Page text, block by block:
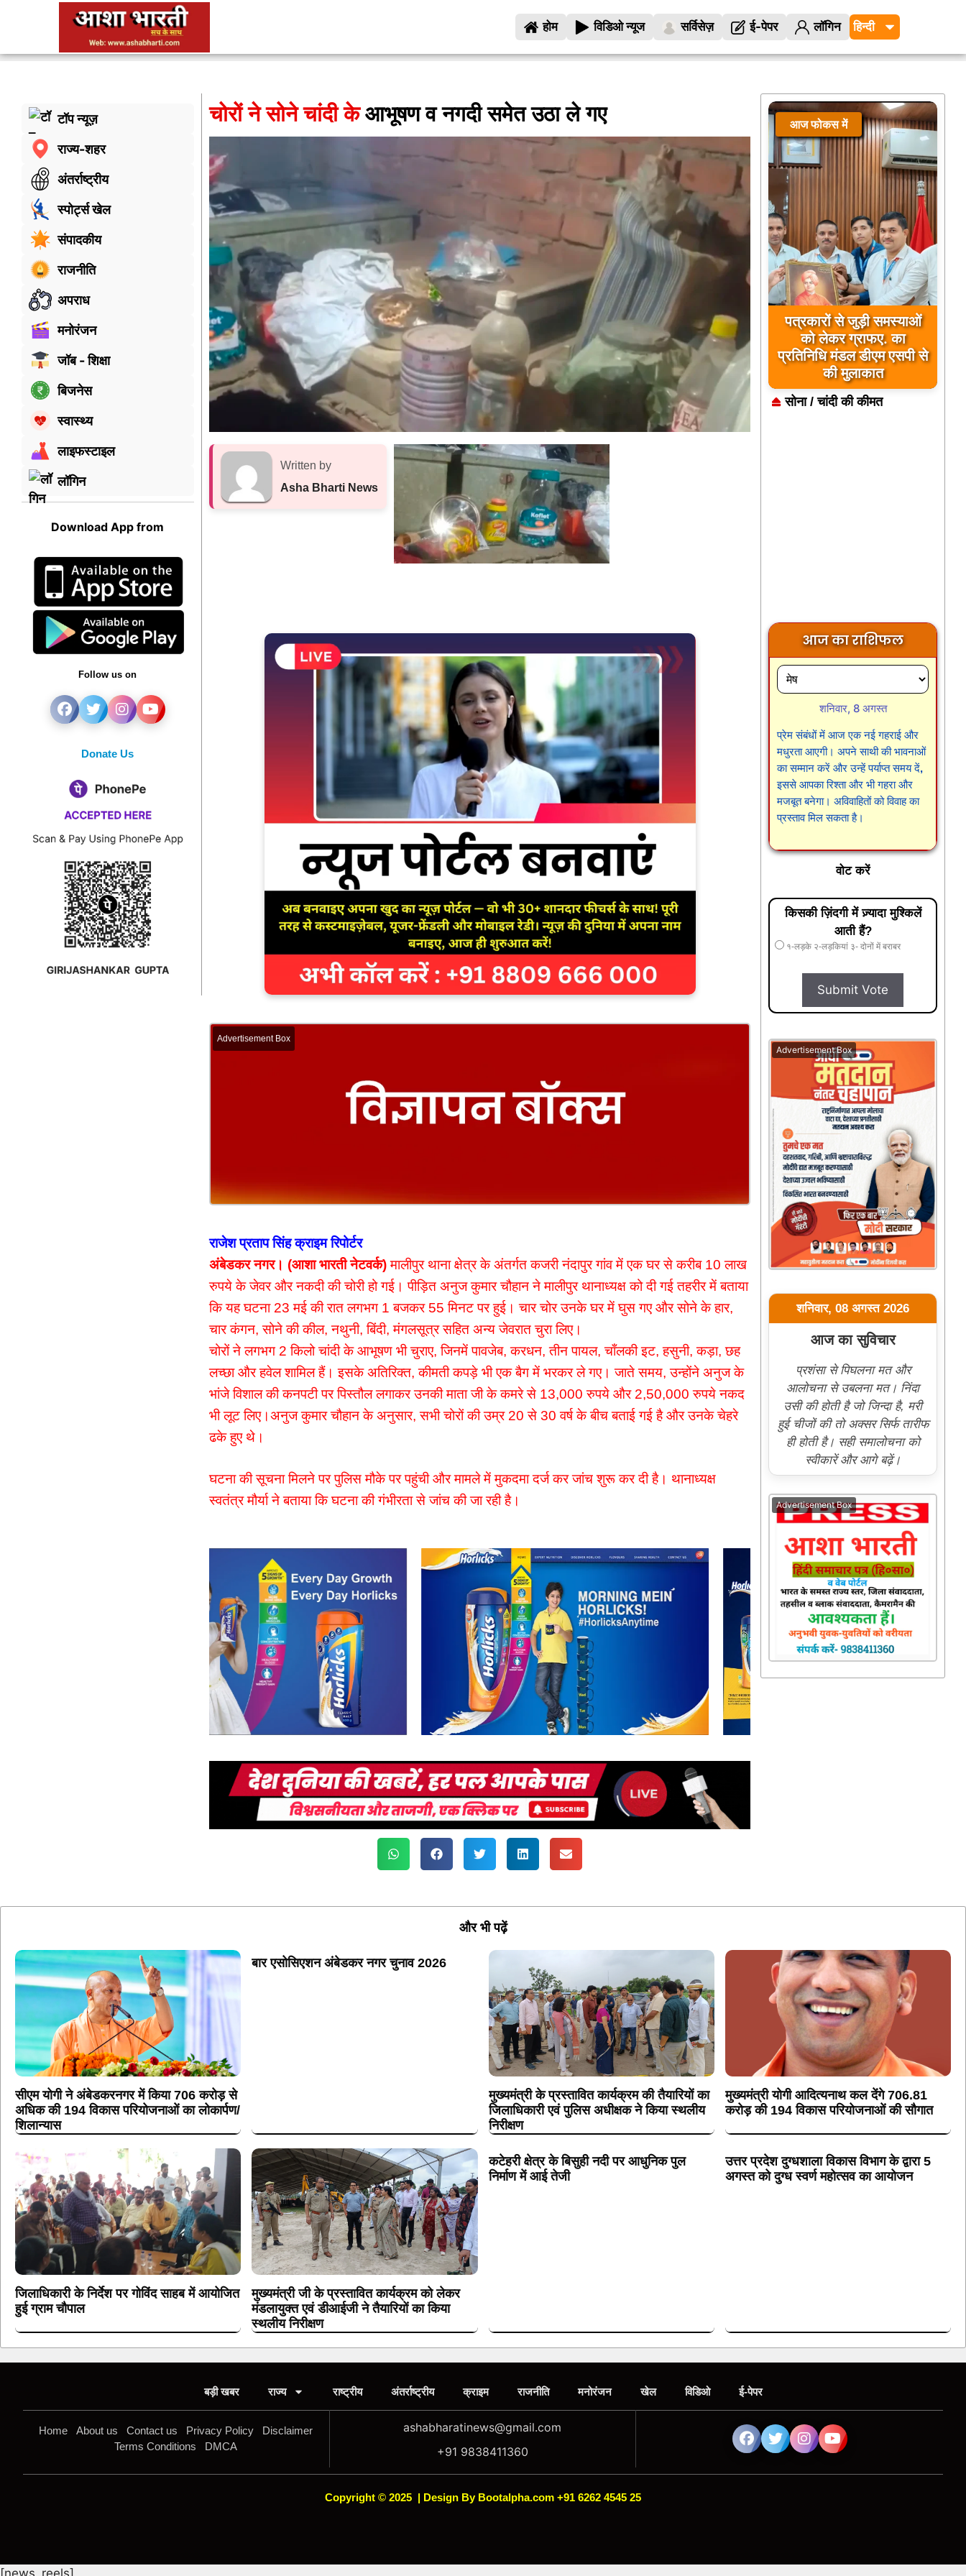
होम विडिओ न्यूज सर्विसेज़ ई-पेपर लॉगिन
टॉप न्यूज़
राज्य-शहर
अंतर्राष्ट्रीय
स्पोर्ट्स खेल
संपादकीय
राजनीति
अपराध
मनोरंजन
जॉब - शिक्षा
बिजनेस
स्वास्थ्य
लाइफस्टाइल
लॉगिन
Download App from
Follow us on
Donate Us
चोरों ने सोने चांदी केआभूषण व नगदी समेत उठा ले गए
Written by
Asha Bharti News
Advertisement Box
राजेश प्रताप सिंह क्राइम रिपोर्टर
अंबेडकर नगर। (आशा भारती नेटवर्क)मालीपुर थाना क्षेत्र के अंतर्गत कजरी नंदापुर गांव में एक घर से करीब 10 लाख
रुपये के जेवर और नकदी की चोरी हो गई। पीड़ित अनुज कुमार चौहान ने मालीपुर थानाध्यक्ष को दी गई तहरीर में बताया
कि यह घटना 23 मई की रात लगभग 1 बजकर 55 मिनट पर हुई। चार चोर उनके घर में घुस गए और सोने के हार,
चार कंगन, सोने की कील, नथुनी, बिंदी, मंगलसूत्र सहित अन्य जेवरात चुरा लिए।
चोरों ने लगभग 2 किलो चांदी के आभूषण भी चुराए, जिनमें पावजेब, करधन, तीन पायल, चाँलकी इट, हसुनी, कड़ा, छह
लच्छा और हवेल शामिल हैं। इसके अतिरिक्त, कीमती कपड़े भी एक बैग में भरकर ले गए। जाते समय, उन्होंने अनुज के
भांजे विशाल की कनपटी पर पिस्तौल लगाकर उनकी माता जी के कमरे से 13,000 रुपये और 2,50,000 रुपये नकद
भी लूट लिए।अनुज कुमार चौहान के अनुसार, सभी चोरों की उम्र 20 से 30 वर्ष के बीच बताई गई है और उनके चेहरे
ढके हुए थे।
घटना की सूचना मिलने पर पुलिस मौके पर पहुंची और मामले में मुकदमा दर्ज कर जांच शुरू कर दी है। थानाध्यक्ष
स्वतंत्र मौर्या ने बताया कि घटना की गंभीरता से जांच की जा रही है।
आज फोकस में
पत्रकारों से जुड़ी समस्याओं
को लेकर ग्राफए. का
प्रतिनिधि मंडल डीएम एसपी से
की मुलाकात
सोना / चांदी की कीमत
आज का राशिफल
शनिवार, 8 अगस्त
प्रेम संबंधों में आज एक नई गहराई और
मधुरता आएगी। अपने साथी की भावनाओं
का सम्मान करें और उन्हें पर्याप्त समय दें,
इससे आपका रिश्ता और भी गहरा और
मजबूत बनेगा। अविवाहितों को विवाह का
प्रस्ताव मिल सकता है।
वोट करें
किसकी ज़िंदगी में ज़्यादा मुश्किलें
आती हैं?
१-लड़के २-लड़कियां ३- दोनों में बराबर
Submit Vote
Advertisement Box
शनिवार, 08 अगस्त 2026
आज का सुविचार
प्रशंसा से पिघलना मत और
आलोचना से उबलना मत। निंदा
उसी की होती है जो जिन्दा है, मरी
हुई चीजों की तो अक्सर सिर्फ तारीफ
ही होती है। सही समालोचना को
स्वीकारें और आगे बढ़ें।
Advertisement Box
और भी पढ़ें
सीएम योगी ने अंबेडकरनगर में किया 706 करोड़ से
अधिक की 194 विकास परियोजनाओं का लोकार्पण/
शिलान्यास
बार एसोसिएशन अंबेडकर नगर चुनाव 2026
मुख्यमंत्री के प्रस्तावित कार्यक्रम की तैयारियों का
जिलाधिकारी एवं पुलिस अधीक्षक ने किया स्थलीय
निरीक्षण
मुख्यमंत्री योगी आदित्यनाथ कल देंगे 706.81
करोड़ की 194 विकास परियोजनाओं की सौगात
जिलाधिकारी के निर्देश पर गोविंद साहब में आयोजित
हुई ग्राम चौपाल
मुख्यमंत्री जी के प्रस्तावित कार्यक्रम को लेकर
मंडलायुक्त एवं डीआईजी ने तैयारियों का किया
स्थलीय निरीक्षण
कटेहरी क्षेत्र के बिसुही नदी पर आधुनिक पुल
निर्माण में आई तेजी
उत्तर प्रदेश दुग्धशाला विकास विभाग के द्वारा 5
अगस्त को दुग्ध स्वर्ण महोत्सव का आयोजन
बड़ी खबर राज्य राष्ट्रीय अंतर्राष्ट्रीय क्राइम राजनीति मनोरंजन खेल विडिओ ई-पेपर
Home About us Contact us Privacy Policy
Disclaimer
Terms Conditions
DMCA
ashabharatinews@gmail.com
+91 9838411360
Copyright © 2025 | Design By Bootalpha.com +91 6262 4545 25